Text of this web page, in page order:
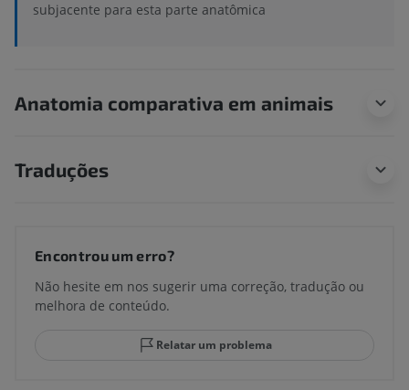
subjacente para esta parte anatômica
Anatomia comparativa em animais
Traduções
Encontrou um erro?
Não hesite em nos sugerir uma correção, tradução ou
melhora de conteúdo.
Relatar um problema